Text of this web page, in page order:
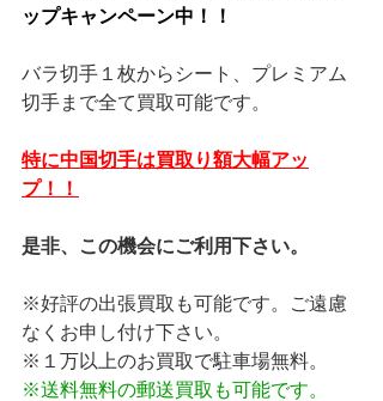
ップキャンペーン中！！
バラ切手１枚からシート、プレミアム
切手まで全て買取可能です。
特に中国切手は買取り額大幅アッ
プ！！
是非、この機会にご利用下さい。
※好評の出張買取も可能です。ご遠慮
なくお申し付け下さい。
※１万以上のお買取で駐車場無料。
※送料無料の郵送買取も可能です。